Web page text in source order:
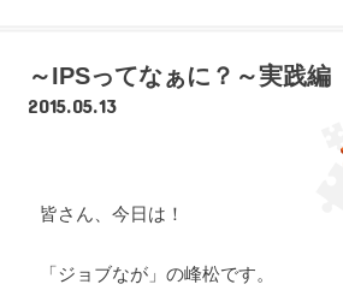
～IPSってなぁに？～実践編
2015.05.13
皆さん、今日は！
「ジョブなが」の峰松です。